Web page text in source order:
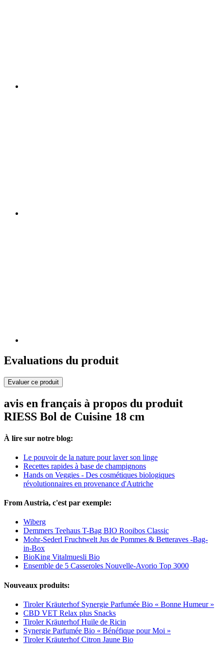
Evaluations du produit
Evaluer ce produit
avis en français à propos du produit
RIESS Bol de Cuisine 18 cm
À lire sur notre blog:
Le pouvoir de la nature pour laver son linge
Recettes rapides à base de champignons
Hands on Veggies - Des cosmétiques biologiques
révolutionnaires en provenance d'Autriche
From Austria, c'est par exemple:
Wiberg
Demmers Teehaus T-Bag BIO Rooibos Classic
Mohr-Sederl Fruchtwelt Jus de Pommes & Betteraves -Bag-
in-Box
BioKing Vitalmuesli Bio
Ensemble de 5 Casseroles Nouvelle-Avorio Top 3000
Nouveaux produits:
Tiroler Kräuterhof Synergie Parfumée Bio « Bonne Humeur »
CBD VET Relax plus Snacks
Tiroler Kräuterhof Huile de Ricin
Synergie Parfumée Bio « Bénéfique pour Moi »
Tiroler Kräuterhof Citron Jaune Bio